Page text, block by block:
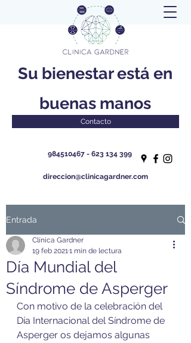
Su bienestar está en
buenas manos
Contacto
984510467 - 623 134399
direccion@clinicagardner.com
Entrada
Día Mundial del
Síndrome de Asperger
Clínica Gardner
19 feb 20211 min de lectura
Con motivo de la celebración del
Día Internacional del Síndrome de
Asperger os dejamos algunas